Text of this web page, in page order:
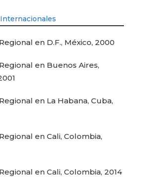
en D.F., México, 2000
en Buenos Aires,
en La Habana, Cuba,
en Cali, Colombia,
en Cali, Colombia, 2014